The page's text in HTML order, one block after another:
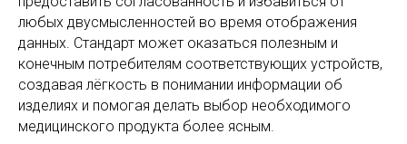
любых двусмысленностей во время отображения
данных. Стандарт может оказаться полезным и
конечным потребителям соответствующих устройств,
создавая лёгкость в понимании информации об
изделиях и помогая делать выбор необходимого
медицинского продукта более ясным.